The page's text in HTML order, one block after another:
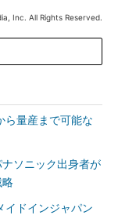
Inc. All Rights Reserved.
ら量産まで可能な
ソニック出身者が
略
イドインジャパン